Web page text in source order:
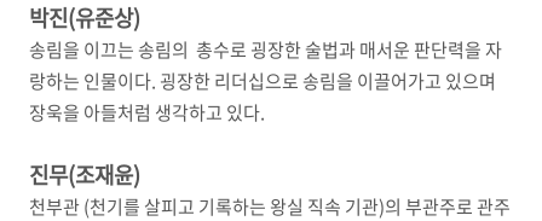
박진(유준상)
송림을 이끄는 송림의 총수로 굉장한 술법과 매서운 판단력을 자
랑하는 인물이다. 굉장한 리더십으로 송림을 이끌어가고 있으며
장욱을 아들처럼 생각하고 있다.
진무(조재윤)
천부관 (천기를 살피고 기록하는 왕실 직속 기관)의 부관주로 관주